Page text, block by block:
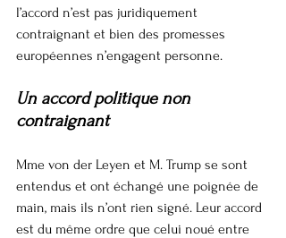
l’accord n’est pas juridiquement
contraignant et bien des promesses
européennes n’engagent personne.
Un accord politique non
contraignant
Mme von der Leyen et M. Trump se sont
entendus et ont échangé une poignée de
main, mais ils n’ont rien signé. Leur accord
est du même ordre que celui noué entre